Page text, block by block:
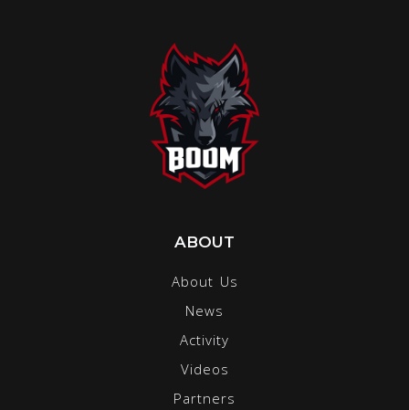
ABOUT
About Us
News
Activity
Videos
Partners